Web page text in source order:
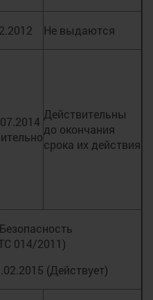
Не выдаются
Действительны
до окончания
срока их действия
014/2011)
(Действует)